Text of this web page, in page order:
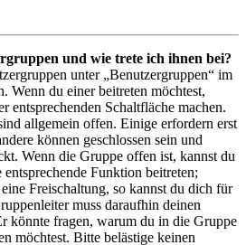
und wie trete ich ihnen bei?
unter „Benutzergruppen“ im
Wenn du einer beitreten möchtest,
entsprechenden Schaltfläche machen.
allgemein offen. Einige erfordern erst
können geschlossen sein und
Wenn die Gruppe offen ist, kannst du
Funktion beitreten;
Freischaltung, so kannst du dich für
muss daraufhin deinen
könnte fragen, warum du in die Gruppe
möchtest. Bitte belästige keinen